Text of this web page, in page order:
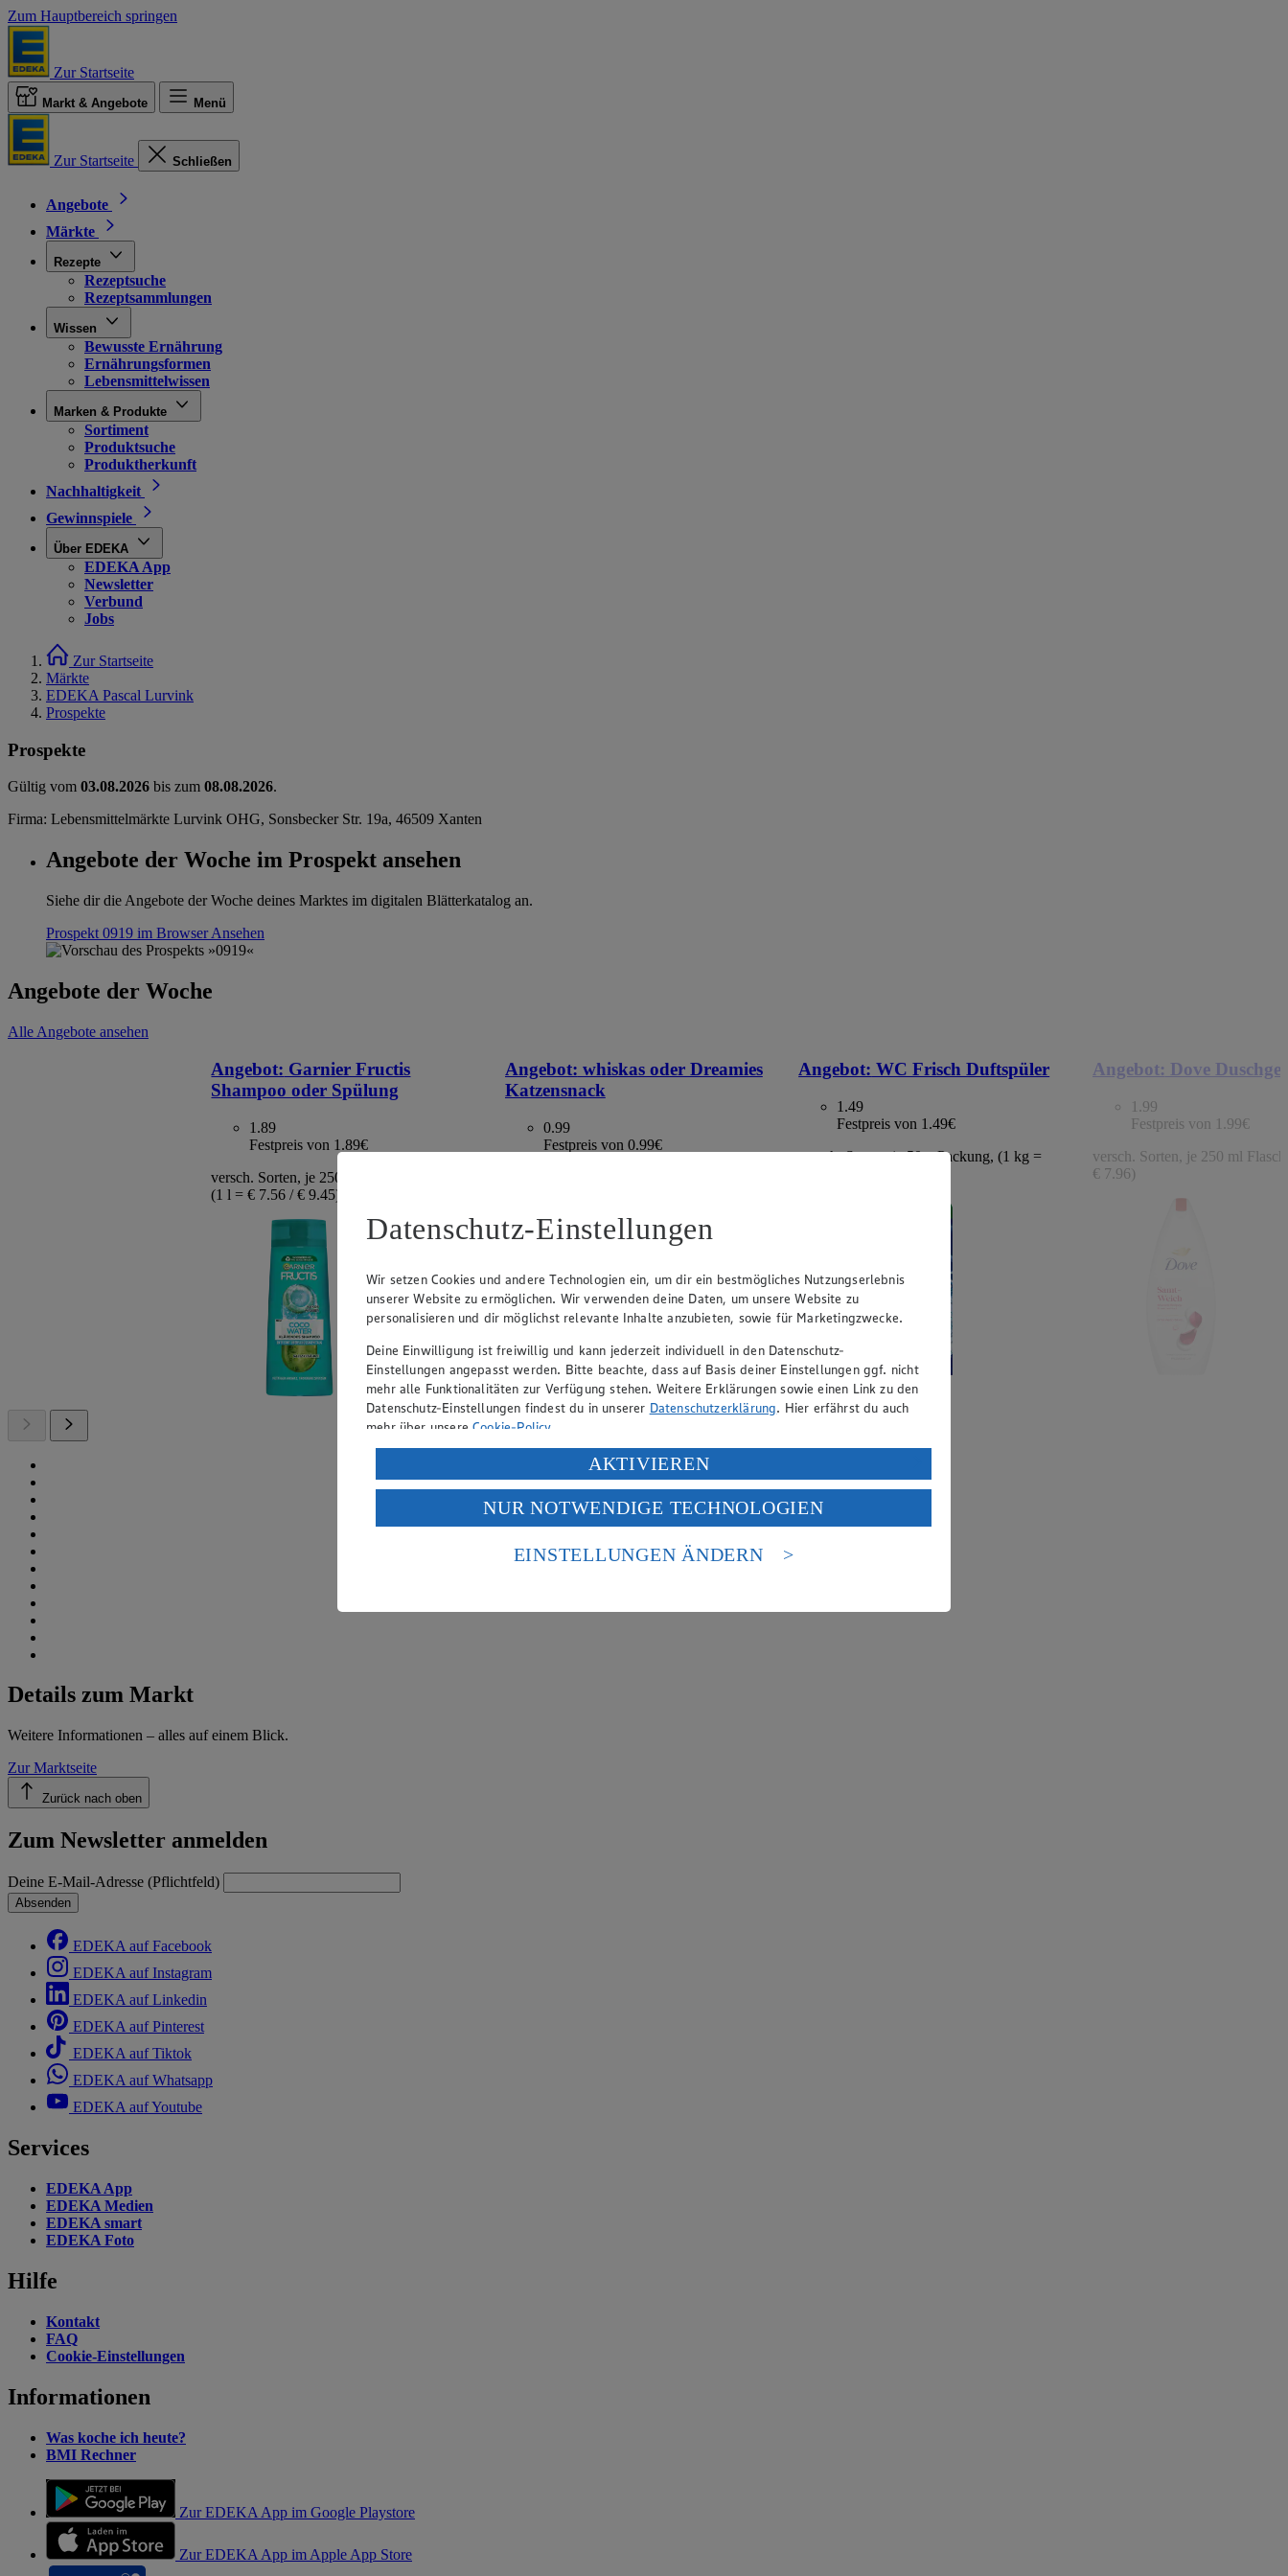
Zum Hauptbereich springen
Zur Startseite
Markt & Angebote Menü
Zur Startseite Schließen
Angebote
Märkte
Rezepte
Rezeptsuche
Rezeptsammlungen
Wissen
Bewusste Ernährung
Ernährungsformen
Lebensmittelwissen
Marken & Produkte
Sortiment
Produktsuche
Produktherkunft
Nachhaltigkeit
Gewinnspiele
Über EDEKA
EDEKA App
Newsletter
Verbund
Jobs
Zur Startseite
Märkte
EDEKA Pascal Lurvink
Prospekte
Prospekte
Gültig vom 03.08.2026 bis zum 08.08.2026.
Firma: Lebensmittelmärkte Lurvink OHG, Sonsbecker Str. 19a, 46509 Xanten
Angebote der Woche im Prospekt ansehen
Siehe dir die Angebote der Woche deines Marktes im digitalen Blätterkatalog an.
Prospekt 0919 im BrowserAnsehen
Angebote der Woche
Alle Angebote ansehen
Angebot: Garnier Fructis
Shampoo oder Spülung
1.89
Festpreis von 1.89€
versch. Sorten, je 250 ml / 200 ml Flasche,
(1 l = € 7.56 / € 9.45)
Angebot: whiskas oder Dreamies
Katzensnack
0.99
Festpreis von 0.99€
Angebot: WC Frisch Duftspüler
1.49
Festpreis von 1.49€
versch. Sorten, je 50 g Packung, (1 kg =
Angebot: Dove Duschgel
1.99
Festpreis von 1.99€
versch. Sorten, je 250 ml
€ 7.96)
Details zum Markt
Weitere Informationen – alles auf einem Blick.
Zur Marktseite
Zurück nach oben
Zum Newsletter anmelden
Deine E-Mail-Adresse (Pflichtfeld)
Absenden
EDEKA auf Facebook
EDEKA auf Instagram
EDEKA auf Linkedin
EDEKA auf Pinterest
EDEKA auf Tiktok
EDEKA auf Whatsapp
EDEKA auf Youtube
Services
EDEKA App
EDEKA Medien
EDEKA smart
EDEKA Foto
Hilfe
Kontakt
FAQ
Cookie-Einstellungen
Informationen
Was koche ich heute?
BMI Rechner
Zur EDEKA App im Google Playstore
Zur EDEKA App im Apple App Store
Datenschutz-Einstellungen
Wir setzen Cookies und andere Technologien ein, um dir ein bestmögliches Nutzungserlebnis
unserer Website zu ermöglichen. Wir verwenden deine Daten, um unsere Website zu
personalisieren und dir möglichst relevante Inhalte anzubieten, sowie für Marketingzwecke.
Deine Einwilligung ist freiwillig und kann jederzeit individuell in den Datenschutz-
Einstellungen angepasst werden. Bitte beachte, dass auf Basis deiner Einstellungen ggf. nicht
mehr alle Funktionalitäten zur Verfügung stehen. Weitere Erklärungen sowie einen Link zu den
Datenschutz-Einstellungen findest du in unserer Datenschutzerklärung. Hier erfährst du auch
mehr über unsereCookie-Policy.
Verarbeitung deiner personenbezogenen Daten in den USA durch Facebook und YouTube:
Wenn du auf „Aktivieren“ klickst, willigst du im Sinne des Art. 49 Abs. 1 Satz 1 lit. a) DSGVO
ein, dass deine Daten in den USA verarbeitet werden. Der EuGH sieht die USA als Land mit
einem nach europäischen Standards nicht angemessenen Datenschutzniveau an. Es besteht das
Risiko eines Zugriffs durch US-amerikanische Behörden.
AKTIVIEREN
NUR NOTWENDIGE TECHNOLOGIEN
EINSTELLUNGEN ÄNDERN